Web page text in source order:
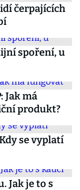
čerpajících
spoření, u
Jak má
produkt?
se vyplatí
Jak je to s